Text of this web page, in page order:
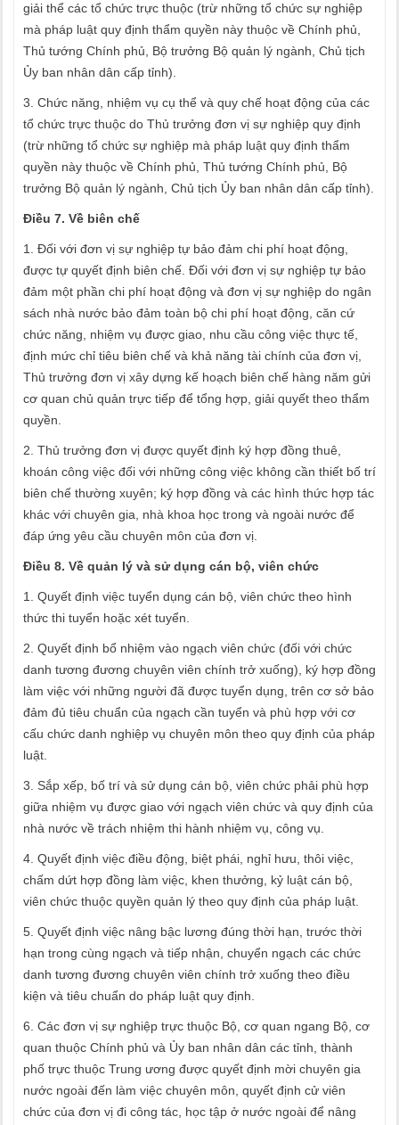
giải thể các tổ chức trực thuộc (trừ những tổ chức sự nghiệp
mà pháp luật quy định thẩm quyền này thuộc về Chính phủ,
Thủ tướng Chính phủ, Bộ trưởng Bộ quản lý ngành, Chủ tịch
Ủy ban nhân dân cấp tỉnh).
3. Chức năng, nhiệm vụ cụ thể và quy chế hoạt động của các
tổ chức trực thuộc do Thủ trưởng đơn vị sự nghiệp quy định
(trừ những tổ chức sự nghiệp mà pháp luật quy định thẩm
quyền này thuộc về Chính phủ, Thủ tướng Chính phủ, Bộ
trưởng Bộ quản lý ngành, Chủ tịch Ủy ban nhân dân cấp tỉnh).
Điều 7. Về biên chế
1. Đối với đơn vị sự nghiệp tự bảo đảm chi phí hoạt động,
được tự quyết định biên chế. Đối với đơn vị sự nghiệp tự bảo
đảm một phần chi phí hoạt động và đơn vị sự nghiệp do ngân
sách nhà nước bảo đảm toàn bộ chi phí hoạt động, căn cứ
chức năng, nhiệm vụ được giao, nhu cầu công việc thực tế,
định mức chỉ tiêu biên chế và khả năng tài chính của đơn vị,
Thủ trưởng đơn vị xây dựng kế hoạch biên chế hàng năm gửi
cơ quan chủ quản trực tiếp để tổng hợp, giải quyết theo thẩm
quyền.
2. Thủ trưởng đơn vị được quyết định ký hợp đồng thuê,
khoán công việc đối với những công việc không cần thiết bố trí
biên chế thường xuyên; ký hợp đồng và các hình thức hợp tác
khác với chuyên gia, nhà khoa học trong và ngoài nước để
đáp ứng yêu cầu chuyên môn của đơn vị.
Điều 8. Về quản lý và sử dụng cán bộ, viên chức
1. Quyết định việc tuyển dụng cán bộ, viên chức theo hình
thức thi tuyển hoặc xét tuyển.
2. Quyết định bổ nhiệm vào ngạch viên chức (đối với chức
danh tương đương chuyên viên chính trở xuống), ký hợp đồng
làm việc với những người đã được tuyển dụng, trên cơ sở bảo
đảm đủ tiêu chuẩn của ngạch cần tuyển và phù hợp với cơ
cấu chức danh nghiệp vụ chuyên môn theo quy định của pháp
luật.
3. Sắp xếp, bố trí và sử dụng cán bộ, viên chức phải phù hợp
giữa nhiệm vụ được giao với ngạch viên chức và quy định của
nhà nước về trách nhiệm thi hành nhiệm vụ, công vụ.
4. Quyết định việc điều động, biệt phái, nghỉ hưu, thôi việc,
chấm dứt hợp đồng làm việc, khen thưởng, kỷ luật cán bộ,
viên chức thuộc quyền quản lý theo quy định của pháp luật.
5. Quyết định việc nâng bậc lương đúng thời hạn, trước thời
hạn trong cùng ngạch và tiếp nhận, chuyển ngạch các chức
danh tương đương chuyên viên chính trở xuống theo điều
kiện và tiêu chuẩn do pháp luật quy định.
6. Các đơn vị sự nghiệp trực thuộc Bộ, cơ quan ngang Bộ, cơ
quan thuộc Chính phủ và Ủy ban nhân dân các tỉnh, thành
phố trực thuộc Trung ương được quyết định mời chuyên gia
nước ngoài đến làm việc chuyên môn, quyết định cử viên
chức của đơn vị đi công tác, học tập ở nước ngoài để nâng